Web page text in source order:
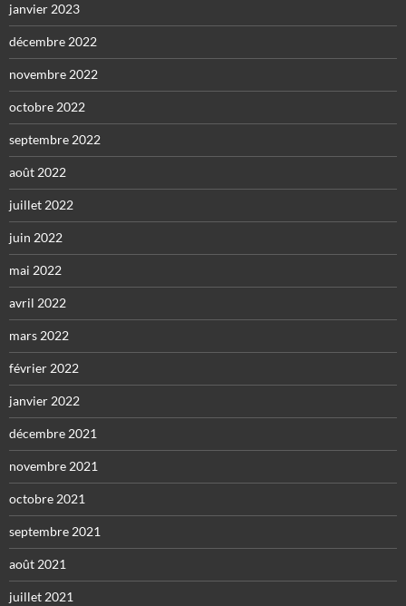
janvier 2023
décembre 2022
novembre 2022
octobre 2022
septembre 2022
août 2022
juillet 2022
juin 2022
mai 2022
avril 2022
mars 2022
février 2022
janvier 2022
décembre 2021
novembre 2021
octobre 2021
septembre 2021
août 2021
juillet 2021